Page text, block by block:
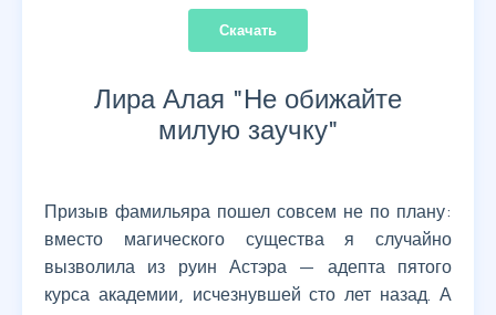
Скачать
Лира Алая "Не обижайте
милую заучку"
Призыв фамильяра пошел совсем не по плану:
вместо магического существа я случайно
вызволила из руин Астэра — адепта пятого
курса академии, исчезнувшей сто лет назад. А